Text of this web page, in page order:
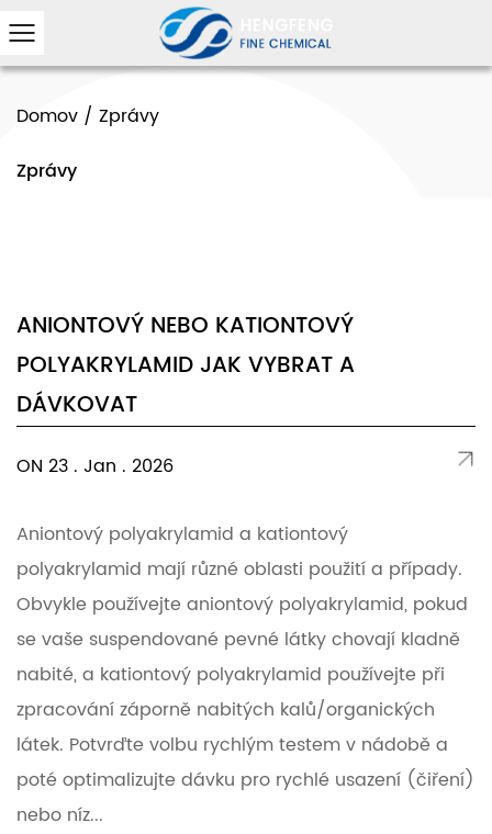
Domov / Zprávy
Zprávy
ANIONTOVÝ NEBO KATIONTOVÝ
POLYAKRYLAMID JAK VYBRAT A
DÁVKOVAT
ON 23 . Jan . 2026
Aniontový polyakrylamid a kationtový
polyakrylamid mají různé oblasti použití a případy.
Obvykle používejte aniontový polyakrylamid, pokud
se vaše suspendované pevné látky chovají kladně
nabité, a kationtový polyakrylamid používejte při
zpracování záporně nabitých kalů/organických
látek. Potvrďte volbu rychlým testem v nádobě a
poté optimalizujte dávku pro rychlé usazení (čiření)
nebo níz...